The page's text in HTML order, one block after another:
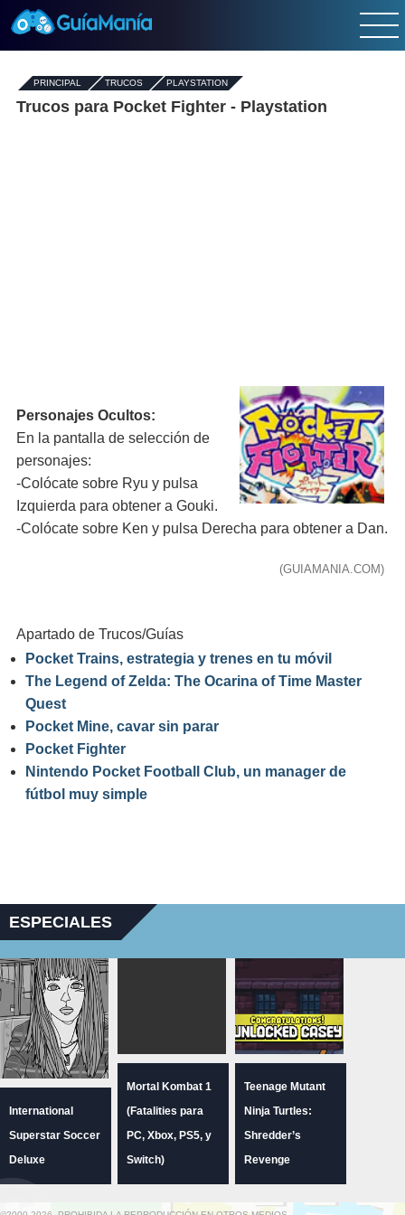
PRINCIPAL - TRUCOS- PLAYSTATION
Trucos para Pocket Fighter - Playstation
Personajes Ocultos:
En la pantalla de selección de
personajes:
-Colócate sobre Ryu y pulsa
Izquierda para obtener a Gouki.
-Colócate sobre Ken y pulsa Derecha para obtener a Dan.
(GUIAMANIA.COM)
Apartado de Trucos/Guías
Pocket Trains, estrategia y trenes en tu móvil
The Legend of Zelda: The Ocarina of Time Master
Quest
Pocket Mine, cavar sin parar
Pocket Fighter
Nintendo Pocket Football Club, un manager de
fútbol muy simple
ESPECIALES
International
Superstar Soccer
Deluxe
Mortal Kombat 1
(Fatalities para
PC, Xbox, PS5, y
Switch)
Teenage Mutant
Ninja Turtles:
Shredder’s
Revenge